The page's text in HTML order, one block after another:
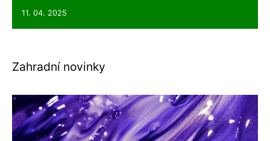
11. 04. 2025
Zahradní novinky